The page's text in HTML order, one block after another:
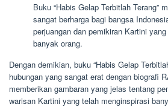
Buku “Habis Gelap Terbitlah Terang”
sangat berharga bagi bangsa
perjuangan dan pemikiran Kartini
banyak orang.
Dengan demikian, buku “Habis Gelap
hubungan yang sangat erat dengan biografi
memberikan gambaran yang jelas tentang
warisan Kartini yang telah menginspirasi